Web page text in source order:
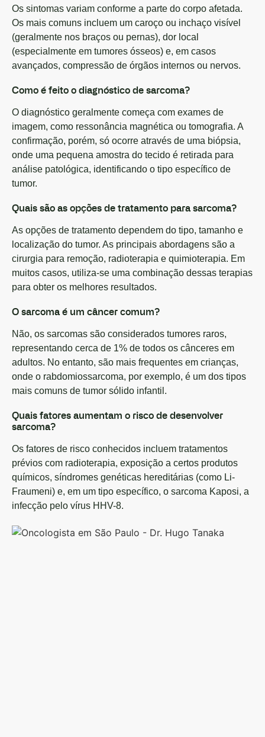
Os sintomas variam conforme a parte do corpo afetada.
Os mais comuns incluem um caroço ou inchaço visível
(geralmente nos braços ou pernas), dor local
(especialmente em tumores ósseos) e, em casos
avançados, compressão de órgãos internos ou nervos.
Como é feito o diagnóstico de sarcoma?
O diagnóstico geralmente começa com exames de
imagem, como ressonância magnética ou tomografia. A
confirmação, porém, só ocorre através de uma biópsia,
onde uma pequena amostra do tecido é retirada para
análise patológica, identificando o tipo específico de
tumor.
Quais são as opções de tratamento para sarcoma?
As opções de tratamento dependem do tipo, tamanho e
localização do tumor. As principais abordagens são a
cirurgia para remoção, radioterapia e quimioterapia. Em
muitos casos, utiliza-se uma combinação dessas terapias
para obter os melhores resultados.
O sarcoma é um câncer comum?
Não, os sarcomas são considerados tumores raros,
representando cerca de 1% de todos os cânceres em
adultos. No entanto, são mais frequentes em crianças,
onde o rabdomiossarcoma, por exemplo, é um dos tipos
mais comuns de tumor sólido infantil.
Quais fatores aumentam o risco de desenvolver
sarcoma?
Os fatores de risco conhecidos incluem tratamentos
prévios com radioterapia, exposição a certos produtos
químicos, síndromes genéticas hereditárias (como Li-
Fraumeni) e, em um tipo específico, o sarcoma Kaposi, a
infecção pelo vírus HHV-8.